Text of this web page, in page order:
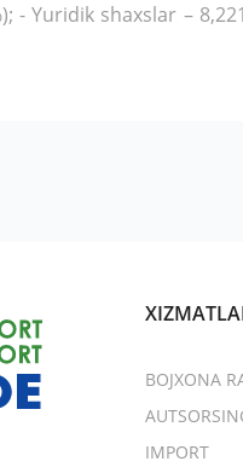
- Yuridik shaxslar –
BOJXONA
IMPORT